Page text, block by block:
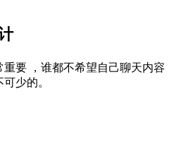
要 ，谁都不希望自己聊天内容
少的。